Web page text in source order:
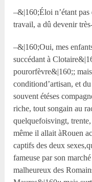
–&|160;Éloi n’étant pas
travail, a dû devenir
–&|160;Oui, mes
succédant à
pourorfèvre&|160;;
conditiond’artisan, et
souvent étéses
riche, tout songain au
quelquefoisvingt,
même il allait àRouen
captifs des deux
fameuse par son
malheureux des